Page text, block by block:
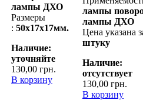
лампы ДХО
Размеры
: 50х17х17мм.
Наличие:
уточняйте
130,00 грн.
В корзину
лампы
лампы ДХО
Цена указана
штуку
Наличие:
отсутствует
130,00 грн.
В корзину